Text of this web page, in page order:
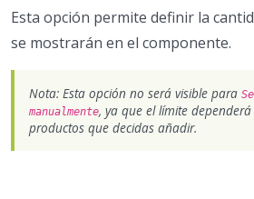
Esta opción permite definir la
se mostrarán en el componente.
Nota: Esta opción no será visible para
manualmente, ya que el límite
productos que decidas añadir.